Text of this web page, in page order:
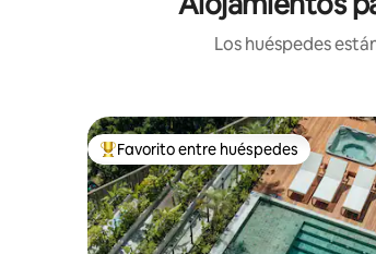
Los huéspedes
Favorito entre los huéspedes más
Favorito entre huéspedes